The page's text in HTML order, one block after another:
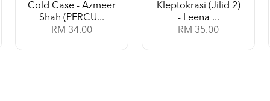
Cold Case - Azmeer
Shah (PERCU...
RM 34.00
Kleptokrasi (Jilid 2)
- Leena ...
RM 35.00